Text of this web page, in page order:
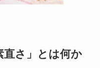
直さ」とは何か